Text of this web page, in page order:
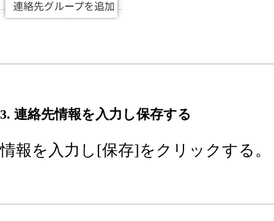
3. 連絡先情報を入力し保存する
情報を入力し[保存]をクリックする。